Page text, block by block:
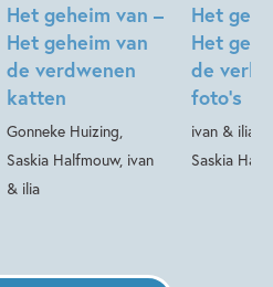
Het geheim van –
Het geheim van
de verdwenen
katten
Gonneke Huizing,
Saskia Halfmouw, ivan
& ilia
Het
Het
de
foto’s
ivan & ilia,
Saskia